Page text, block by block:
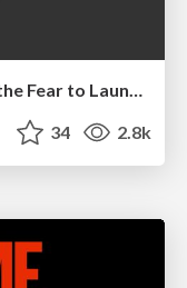
I Don’t Have Time: Getting Over the Fear to Launch Your Podcast
34 2.8k